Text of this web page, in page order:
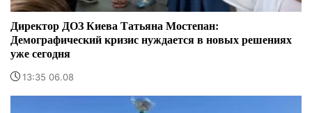
Директор ДОЗ Киева Татьяна Мостепан:
Демографический кризис нуждается в новых решениях
уже сегодня
13:35 06.08